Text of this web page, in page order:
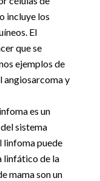
incluye los
El
que se
ejemplos de
angiosarcoma y
es un
sistema
linfoma puede
linfático de la
mama son un